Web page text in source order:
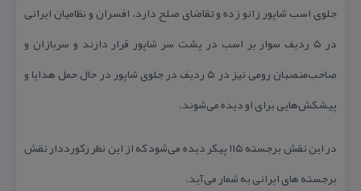
جلوی اسب شاپور زانو زده و تقاضای صلح دارد. افسران و نظامیان ایرانی
در ۵ ردیف سوار بر اسب در پشت سر شاپور قرار دارند و سربازان و
صاحب‌منصبان رومی نیز در ۵ ردیف در جلوی شاپور در حال حمل هدایا و
پیشكش‌هایی برای او دیده می‌شوند.
در این نقش برجسته ۱۱۵ پیكر دیده می‌شود كه از این نظر ركورددار نقش
برجسته های ایرانی به شمار می‌آید.